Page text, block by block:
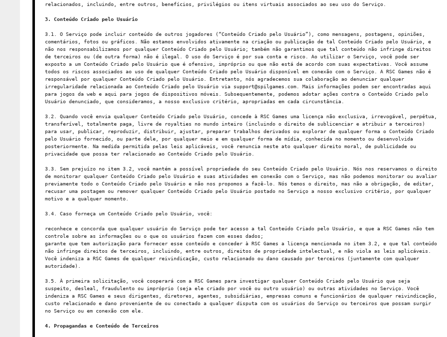
relacionados, incluindo, entre outros, benefícios, privilégios ou itens virtuais associados ao seu uso do Serviço.
3. Conteúdo Criado pelo Usuário
3.1. O Serviço pode incluir conteúdo de outros jogadores (“Conteúdo Criado pelo Usuário”), como mensagens, postagens, opiniões,
comentários, fotos ou gráficos. Não estamos envolvidos ativamente na criação ou publicação de tal Conteúdo Criado pelo Usuário, e
não nos responsabilizamos por qualquer Conteúdo Criado pelo Usuário; também não garantimos que tal conteúdo não infringe direitos
de terceiros ou (de outra forma) não é ilegal. O uso do Serviço é por sua conta e risco. Ao utilizar o Serviço, você pode ser
exposto a um Conteúdo Criado pelo Usuário que é ofensivo, impróprio ou que não está de acordo com suas expectativas. Você assume
todos os riscos associados ao uso de qualquer Conteúdo Criado pelo Usuário disponível em conexão com o Serviço. A RSC Games não é
responsável por qualquer Conteúdo Criado pelo Usuário. Entretanto, nós agradecemos sua colaboração ao denunciar qualquer
irregularidade relacionada ao Conteúdo Criado pelo Usuário via support@spilgames.com. Mais informações podem ser encontradas aqui
para jogos da web e aqui para jogos de dispositivos móveis. Subsequentemente, podemos adotar ações contra o Conteúdo Criado pelo
Usuário denunciado, que consideramos, a nosso exclusivo critério, apropriadas em cada circunstância.
3.2. Quando você envia qualquer Conteúdo Criado pelo Usuário, concede à RSC Games uma licença não exclusiva, irrevogável, perpétua,
transferível, totalmente paga, livre de royalties no mundo inteiro (incluindo o direito de sublicenciar e atribuir a terceiros)
para usar, publicar, reproduzir, distribuir, ajustar, preparar trabalhos derivados ou explorar de qualquer forma o Conteúdo Criado
pelo Usuário fornecido, ou parte dele, por qualquer meio e em qualquer forma de mídia, conhecida no momento ou desenvolvida
posteriormente. Na medida permitida pelas leis aplicáveis, você renuncia neste ato qualquer direito moral, de publicidade ou
privacidade que possa ter relacionado ao Conteúdo Criado pelo Usuário.
3.3. Sem prejuízo no item 3.2, você mantém a possível propriedade do seu Conteúdo Criado pelo Usuário. Nós nos reservamos o direito
de monitorar qualquer Conteúdo Criado pelo Usuário e suas atividades em conexão com o Serviço, mas não podemos monitorar ou avaliar
previamente todo o Conteúdo Criado pelo Usuário e não nos propomos a fazê-lo. Nós temos o direito, mas não a obrigação, de editar,
recusar uma postagem ou remover qualquer Conteúdo Criado pelo Usuário postado no Serviço a nosso exclusivo critério, por qualquer
motivo e a qualquer momento.
3.4. Caso forneça um Conteúdo Criado pelo Usuário, você:
reconhece e concorda que qualquer usuário do Serviço pode ter acesso a tal Conteúdo Criado pelo Usuário, e que a RSC Games não tem
controle sobre as informações ou o que os usuários fazem com esses dados;
garante que tem autorização para fornecer esse conteúdo e conceder à RSC Games a licença mencionada no item 3.2, e que tal conteúdo
não infringe direitos de terceiros, incluindo, entre outros, direitos de propriedade intelectual, e não viola as leis aplicáveis.
Você indeniza a RSC Games de qualquer reivindicação, custo relacionado ou dano causado por terceiros (juntamente com qualquer
autoridade).
3.5. À primeira solicitação, você cooperará com a RSC Games para investigar qualquer Conteúdo Criado pelo Usuário que seja
suspeito, desleal, fraudulento ou impróprio (seja ele criado por você ou outro usuário) ou outras atividades no Serviço. Você
indeniza a RSC Games e seus dirigentes, diretores, agentes, subsidiárias, empresas comuns e funcionários de qualquer reivindicação,
custo relacionado e dano proveniente de ou conectado a qualquer disputa com os usuários do Serviço ou terceiros que possam surgir
no Serviço ou em conexão com ele.
4. Propagandas e Conteúdo de Terceiros